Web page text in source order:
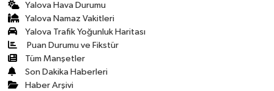
Yalova Hava Durumu
Yalova Namaz Vakitleri
Yalova Trafik Yoğunluk Haritası
Puan Durumu ve Fikstür
Tüm Manşetler
Son Dakika Haberleri
Haber Arşivi